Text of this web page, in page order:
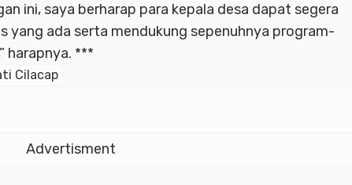
ini, saya berharap para kepala desa dapat segera
yang ada serta mendukung sepenuhnya program-
harapnya. ***
Cilacap
Advertisment